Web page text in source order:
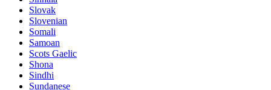
Slovak
Slovenian
Somali
Samoan
Scots Gaelic
Shona
Sindhi
Sundanese